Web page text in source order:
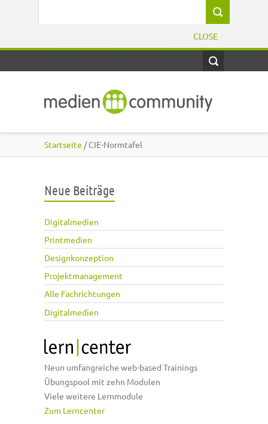
CLOSE
Startseite / CIE-Normtafel
Neue Beiträge
Digitalmedien
Printmedien
Designkonzeption
Projektmanagement
Alle Fachrichtungen
Digitalmedien
Neun umfangreiche web-based Trainings
Übungspool mit zehn Modulen
Viele weitere Lernmodule
Zum Lerncenter